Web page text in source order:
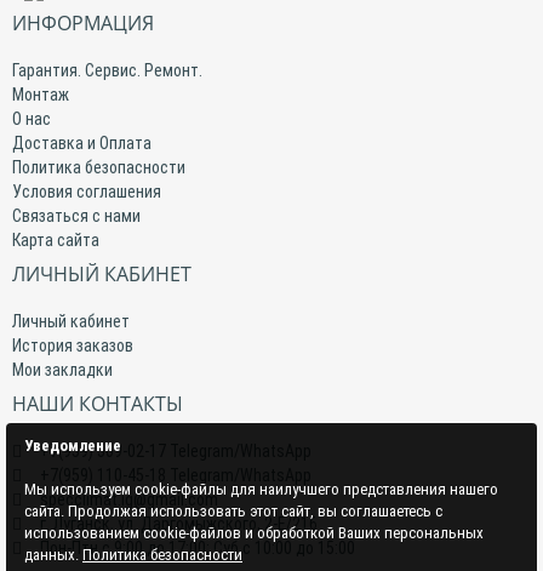
ИНФОРМАЦИЯ
Гарантия. Сервис. Ремонт.
Монтаж
О нас
Доставка и Оплата
Политика безопасности
Условия соглашения
Связаться с нами
Карта сайта
ЛИЧНЫЙ КАБИНЕТ
Личный кабинет
История заказов
Мои закладки
НАШИ КОНТАКТЫ
+7(959) 509-02-17 Telegram/WhatsApp
specclimat.lg@gmail.com
г. Луганск, ул. Даргомыжского, 2-Е/216
Пон-Птн с 9:00 до 17:00; Суб с 10:00 до 15:00
Уведомление
Мы используем cookie-файлы для наилучшего представления нашего
сайта. Продолжая использовать этот сайт, вы соглашаетесь с
использованием cookie-файлов и обработкой Ваших персональных
данных. Политика безопасности